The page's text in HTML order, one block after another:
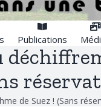
Publications
de Suez ! (Sans